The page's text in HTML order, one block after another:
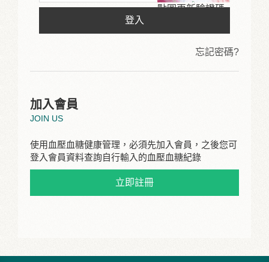
點圖更新驗證碼
登入
忘記密碼?
加入會員
JOIN US
使用血壓血糖健康管理，必須先加入會員，之後您可
登入會員資料查詢自行輸入的血壓血糖紀錄
立即註冊